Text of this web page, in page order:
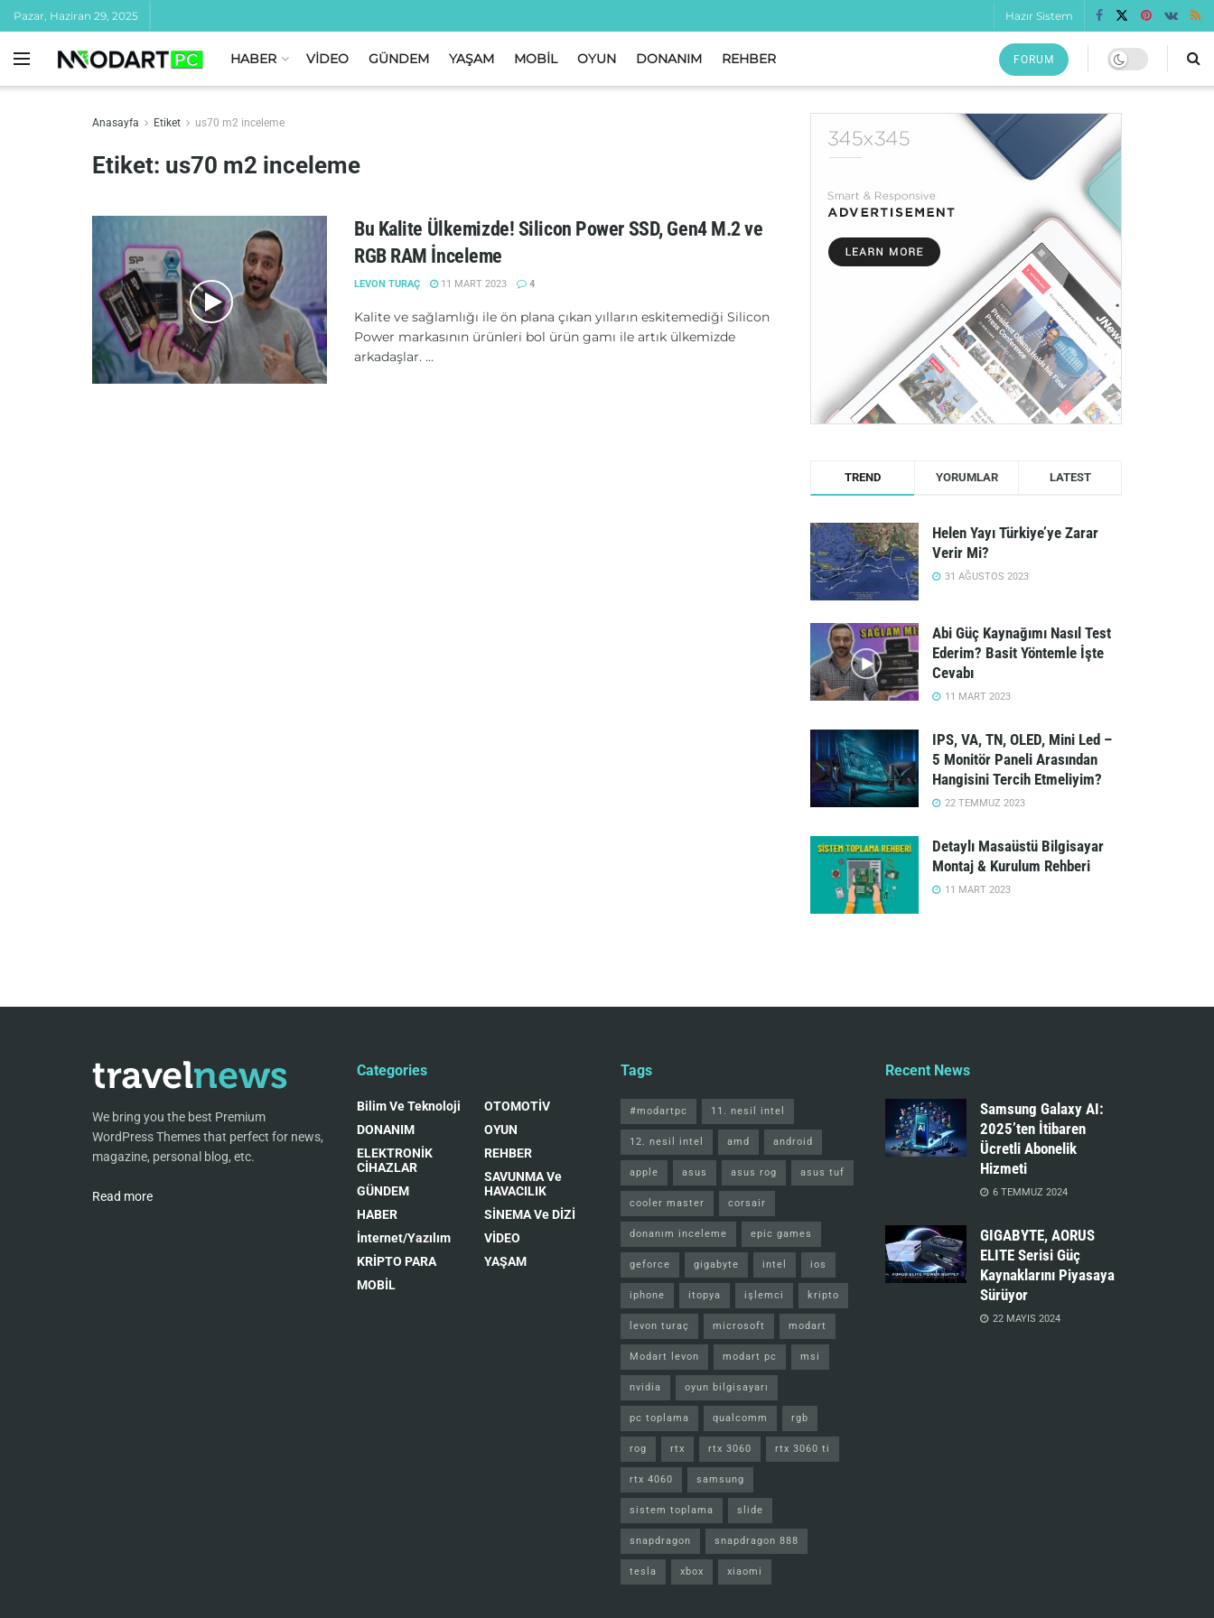
Pazar, Haziran 29, 2025 Hazır Sistem
HABER VİDEO GÜNDEM YAŞAM MOBİL OYUN DONANIM REHBER FORUM
Anasayfa Etiket us70 m2 inceleme
Etiket: us70 m2 inceleme
Bu Kalite Ülkemizde! Silicon Power SSD, Gen4 M.2 ve
RGB RAM İnceleme
LEVON TURAÇ 11 MART 2023 4
Kalite ve sağlamlığı ile ön plana çıkan yılların eskitemediği Silicon
Power markasının ürünleri bol ürün gamı ile artık ülkemizde
arkadaşlar. ...
TREND YORUMLAR LATEST
Helen Yayı Türkiye’ye Zarar
Verir Mi?
31 AĞUSTOS 2023
Abi Güç Kaynağımı Nasıl Test
Ederim? Basit Yöntemle İşte
Cevabı
11 MART 2023
IPS, VA, TN, OLED, Mini Led –
5 Monitör Paneli Arasından
Hangisini Tercih Etmeliyim?
22 TEMMUZ 2023
Detaylı Masaüstü Bilgisayar
Montaj & Kurulum Rehberi
11 MART 2023
We bring you the best Premium
WordPress Themes that perfect for news,
magazine, personal blog, etc.
Read more
Categories
Bilim Ve Teknoloji
DONANIM
ELEKTRONİK
CİHAZLAR
GÜNDEM
HABER
İnternet/Yazılım
KRİPTO PARA
MOBİL
OTOMOTİV
OYUN
REHBER
SAVUNMA Ve
HAVACILIK
SİNEMA Ve DİZİ
VİDEO
YAŞAM
Tags
#modartpc 11. nesil intel
12. nesil intel amd android
apple asus asus rog asus tuf
cooler master corsair
donanım inceleme epic games
geforce gigabyte intel ios
iphone itopya işlemci kripto
levon turaç microsoft modart
Modart levon modart pc msi
nvidia oyun bilgisayarı
pc toplama qualcomm rgb
rog rtx rtx 3060 rtx 3060 ti
rtx 4060 samsung
sistem toplama slide
snapdragon snapdragon 888
tesla xbox xiaomi
Recent News
Samsung Galaxy AI:
2025’ten İtibaren
Ücretli Abonelik
Hizmeti
6 TEMMUZ 2024
GIGABYTE, AORUS
ELITE Serisi Güç
Kaynaklarını Piyasaya
Sürüyor
22 MAYIS 2024